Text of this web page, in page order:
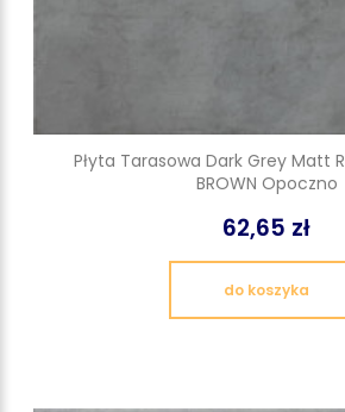
Płyta Tarasowa Dark Grey Matt
BROWN Opoczno
62,65 zł
do koszyka